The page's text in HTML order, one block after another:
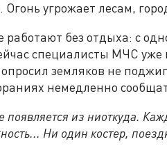
Огонь угрожает лесам,
без отдыха: с
специалисты МЧС уже
земляков не
немедленно
появляется из ниоткуда.
Ни один костер,